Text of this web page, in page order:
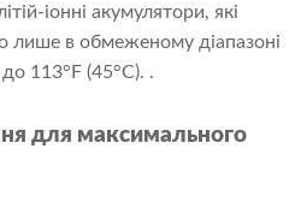
іонні акумулятори, які
лише в обмеженому діапазоні
113°F (45°C). .
для максимального